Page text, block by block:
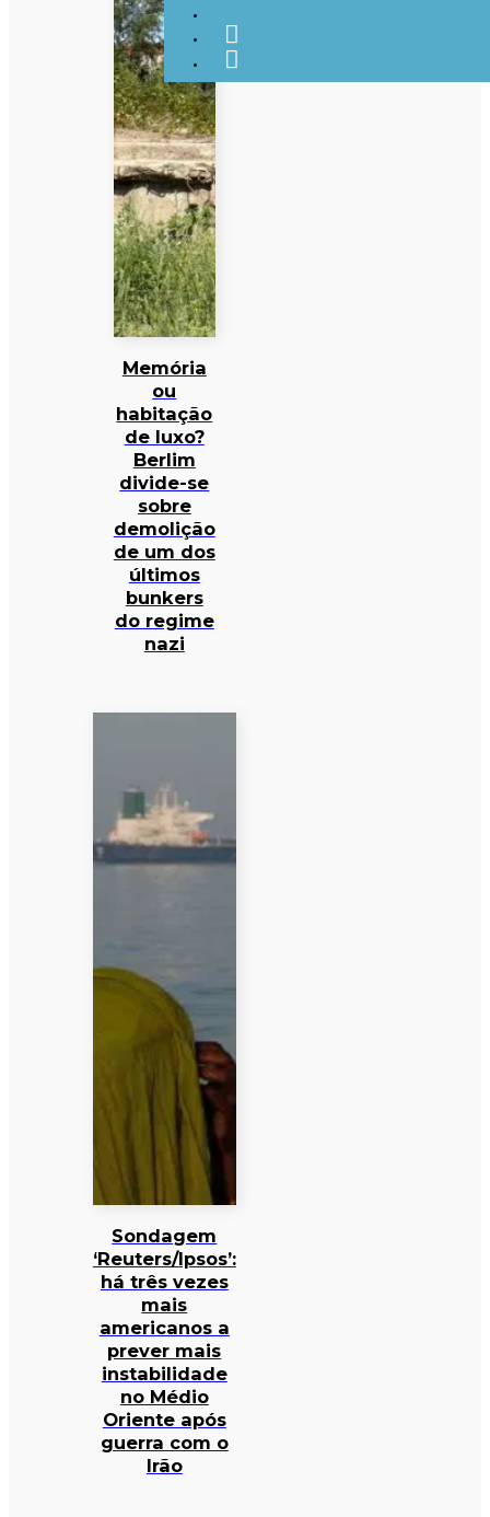
Memória
ou
habitação
de luxo?
Berlim
divide-se
sobre
demolição
de um dos
últimos
bunkers
do regime
nazi
Sondagem
‘Reuters/Ipsos’:
há três vezes
mais
americanos a
prever mais
instabilidade
no Médio
Oriente após
guerra com o
Irão